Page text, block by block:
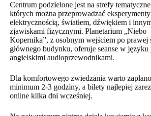
Centrum podzielone jest na strefy
których można przeprowadzać
elektrycznością, światłem, dźwiękiem i
zjawiskami fizycznymi. Planetarium „Niebo
Kopernika”, z osobnym wejściem po prawej
głównego budynku, oferuje seanse w
angielskimi audioprzewodnikami.
Dla komfortowego zwiedzania warto
minimum 2-3 godziny, a bilety najlepiej
online kilka dni wcześniej.